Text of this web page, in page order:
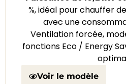
%, idéal pour chauffer de
avec une
Ventilation forcée,
fonctions Eco / Energy
Voir le modèle